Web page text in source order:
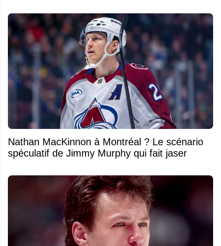
Nathan MacKinnon à Montréal ? Le scénario
spéculatif de Jimmy Murphy qui fait jaser